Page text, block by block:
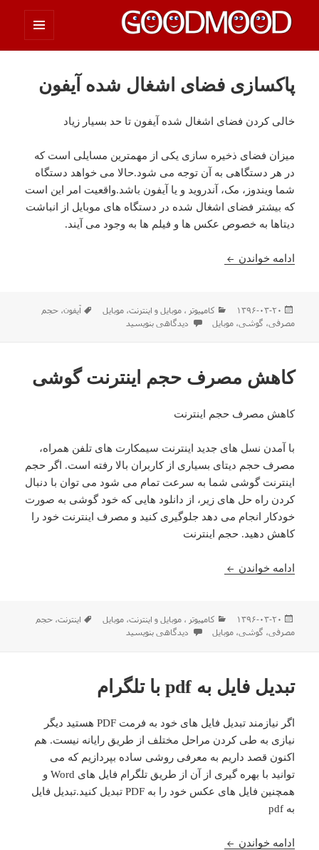
چیزای خووب مووب
پاکسازی فضای اشغال شده آیفون
خالی کردن فضای اشغال شده آیفون تا حد بسیار زیاد
میزان فضای ذخیره سازی یکی از مهمترین مسایلی است که
در هر دستگاهی به آن توجه می شود.حالا می خواهد دستگاه
شما ویندوز، مک، آندروید و یا آیفون باشد.واقعیت امر این است
که بیشتر فضای اشغال شده در دستگاه های موبایل از انباشت
دیتاها به خصوص عکس ها و فیلم ها به وجود می آیند.
ادامه خواندن پاکسازی فضای اشغال شده آیفون
ارسال
شده
۱۳۹۶-۰۳-۲۰ دسته‌ها
كامپيوتر ، موبایل و اينترنت،موبایل برچسب‌ها
آیفون،حجم
مصرفی، گوشی،موبایل برای پاکسازی فضای اشغال شده آیفون
دیدگاهی بنویسید
کاهش مصرف حجم اینترنت گوشی
کاهش مصرف حجم اینترنت
با آمدن نسل های جدید اینترنت سیمکارت های تلفن همراه،
مصرف حجم دیتای بسیاری از کاربران بالا رفته است. اگر حجم
اینترنت گوشی شما به سرعت تمام می شود می توان با دنبال
کردن راه حل های زیر، از دانلود هایی که خود گوشی به صورت
خودکار انجام می دهد جلوگیری کنید و مصرف اینترنت خود را
کاهش دهید. حجم اینترنت
ادامه خواندن کاهش مصرف حجم اینترنت گوشی
ارسال
شده
۱۳۹۶-۰۳-۲۰ دسته‌ها
كامپيوتر ، موبایل و اينترنت،موبایل برچسب‌ها
اینترنت،حجم
مصرفی، گوشی،موبایل برای کاهش مصرف حجم اینترنت گوشی
دیدگاهی بنویسید
تبدیل فایل به pdf با تلگرام
اگر نیازمند تبدیل فایل های خود به فرمت PDF هستید دیگر
نیازی به طی کردن مراحل مختلف از طریق رایانه نیست. هم
اکنون قصد داریم به معرفی روشی ساده بپردازیم که می
توانید با بهره گیری از آن از طریق تلگرام فایل های Word و
همچنین فایل های عکس خود را به PDF تبدیل کنید.تبدیل فایل
به pdf
ادامه خواندن تبدیل فایل به pdf با تلگرام